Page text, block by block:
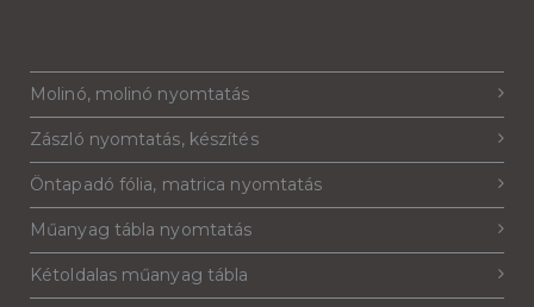
Molinó, molinó nyomtatás
Zászló nyomtatás, készítés
Öntapadó fólia, matrica nyomtatás
Műanyag tábla nyomtatás
Kétoldalas műanyag tábla